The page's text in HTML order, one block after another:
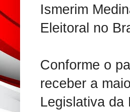
Ismerim
Eleitoral no
Conforme o
receber a
Legislativa da